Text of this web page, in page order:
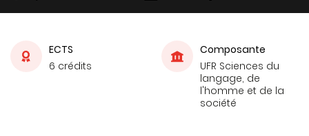
ECTS
6 crédits
Composante
UFR Sciences du
langage, de
l'homme et de la
société